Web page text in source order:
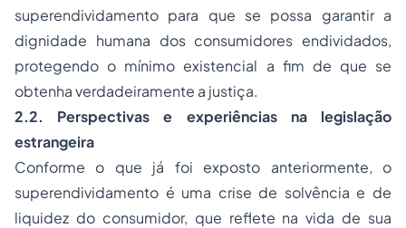
superendividamento para que se possa garantir a
dignidade humana dos consumidores endividados,
protegendo o mínimo existencial a fim de que se
obtenha verdadeiramente a justiça.
2.2. Perspectivas e experiências na legislação
estrangeira
Conforme o que já foi exposto anteriormente, o
superendividamento é uma crise de solvência e de
liquidez do consumidor, que reflete na vida de sua